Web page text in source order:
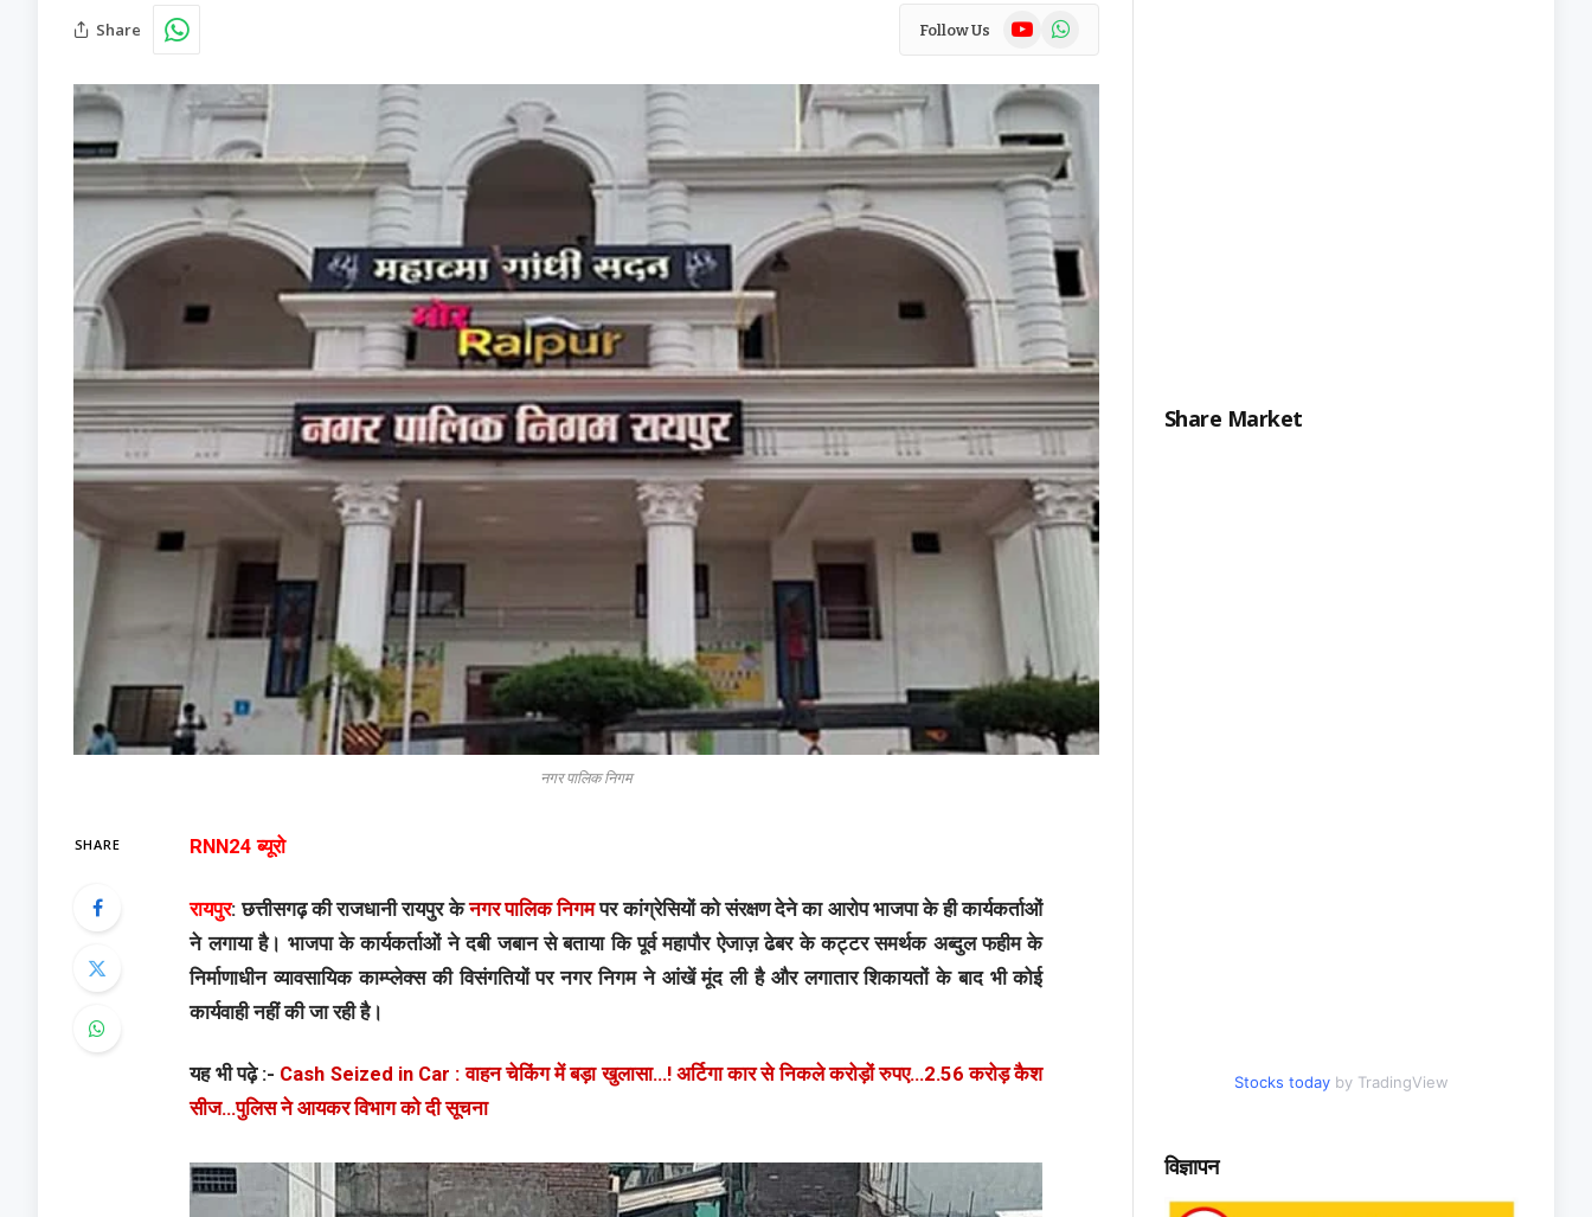
Share Follow Us YouTubeWhatsApp
नगर पालिक निगम
SHARE RNN24 ब्यूरो
रायपुर: छत्तीसगढ़ की राजधानी रायपुर केनगर पालिक निगमपर कांग्रेसियों को संरक्षण देने का आरोप भाजपा के ही कार्यकर्ताओं
ने लगाया है। भाजपा के कार्यकर्ताओं ने दबी जबान से बताया कि पूर्व महापौर ऐजाज़ ढेबर के कट्टर समर्थक अब्दुल फहीम के
निर्माणाधीन व्यावसायिक काम्प्लेक्स की विसंगतियों पर नगर निगम ने आंखें मूंद ली है और लगातार शिकायतों के बाद भी कोई
कार्यवाही नहीं की जा रही है।
यह भी पढ़े :- Cash Seized in Car : वाहन चेकिंग में बड़ा खुलासा…! अर्टिगा कार से निकले करोड़ों रुपए…2.56 करोड़ कैश
सीज…पुलिस ने आयकर विभाग को दी सूचना
Share Market
Stocks today by TradingView
विज्ञापन